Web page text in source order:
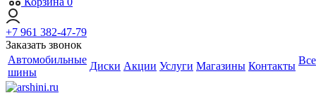
+7 961 382-47-79
Заказать звонок
Автомобильные
шины
Диски Акции Услуги Магазины Контакты Все